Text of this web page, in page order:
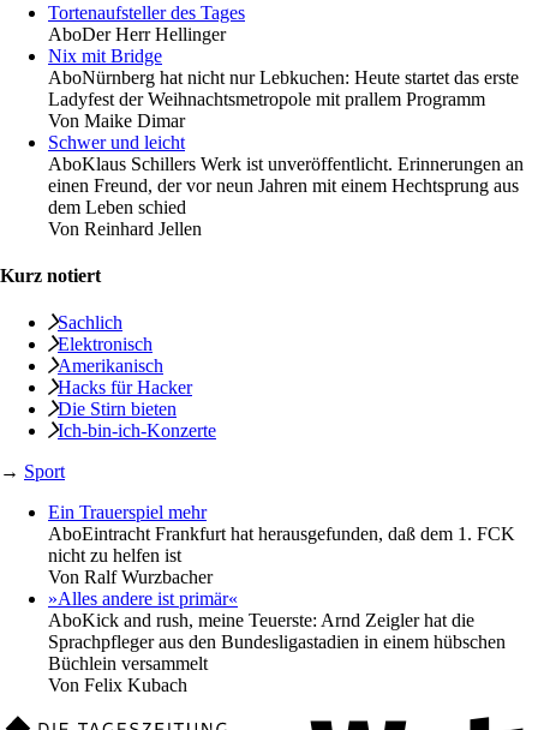
Tortenaufsteller des Tages
AboDer Herr Hellinger
Nix mit Bridge
AboNürnberg hat nicht nur Lebkuchen: Heute startet das erste
Ladyfest der Weihnachtsmetropole mit prallem Programm
Von Maike Dimar
Schwer und leicht
AboKlaus Schillers Werk ist unveröffentlicht. Erinnerungen an
einen Freund, der vor neun Jahren mit einem Hechtsprung aus
dem Leben schied
Von Reinhard Jellen
Kurz notiert
Sachlich
Elektronisch
Amerikanisch
Hacks für Hacker
Die Stirn bieten
Ich-bin-ich-Konzerte
→ Sport
Ein Trauerspiel mehr
AboEintracht Frankfurt hat herausgefunden, daß dem 1. FCK
nicht zu helfen ist
Von Ralf Wurzbacher
»Alles andere ist primär«
AboKick and rush, meine Teuerste: Arnd Zeigler hat die
Sprachpfleger aus den Bundesligastadien in einem hübschen
Büchlein versammelt
Von Felix Kubach